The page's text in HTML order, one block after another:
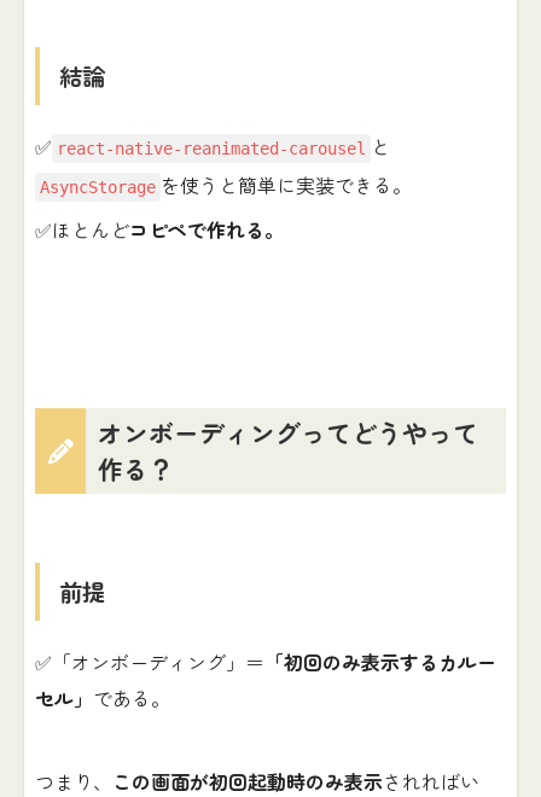
結論
✅ react-native-reanimated-carousel と
AsyncStorage を使うと簡単に実装できる。
✅ほとんどコピペで作れる。
オンボーディングってどうやって
作る？
前提
✅「オンボーディング」＝ 「初回のみ表示するカルー
セル」 である。
つまり、 この画面が初回起動時のみ表示されればい